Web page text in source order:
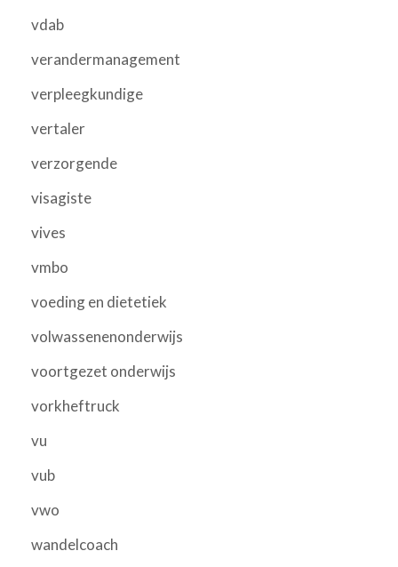
vdab
verandermanagement
verpleegkundige
vertaler
verzorgende
visagiste
vives
vmbo
voeding en dietetiek
volwassenenonderwijs
voortgezet onderwijs
vorkheftruck
vu
vub
vwo
wandelcoach